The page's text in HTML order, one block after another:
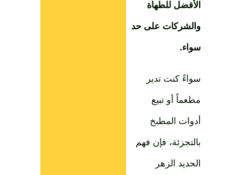
الأفضل للطهاة
والشركات على حد
سواء.
سواءً كنت تدير
مطعماً أو تبيع
أدوات المطبخ
بالتجزئة، فإن فهم
الحديد الزهر